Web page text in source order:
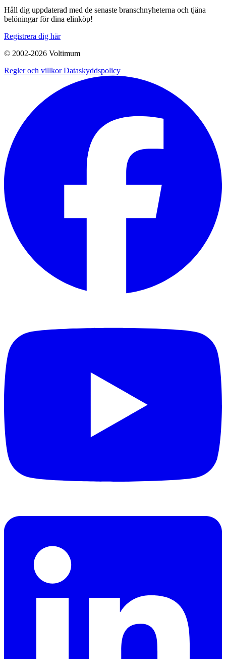
Håll dig uppdaterad med de senaste branschnyheterna och tjäna
belöningar för dina elinköp!
Registrera dig här
© 2002-2026 Voltimum
Regler och villkorDataskyddspolicy